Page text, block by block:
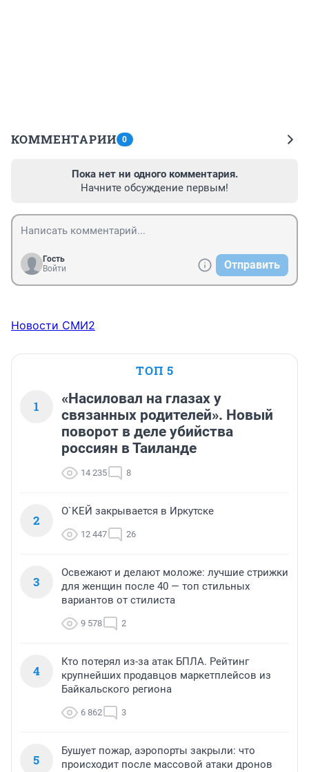
КОММЕНТАРИИ 0
Пока нет ни одного комментария.
Начните обсуждение первым!
Гость
Войти
Отправить
Новости СМИ2
ТОП 5
1
«Насиловал на глазах у
связанных родителей». Новый
поворот в деле убийства
россиян в Таиланде
14 235 8
2
О`КЕЙ закрывается в Иркутске
12 447 26
3
Освежают и делают моложе: лучшие стрижки
для женщин после 40 — топ стильных
вариантов от стилиста
9 578 2
4
Кто потерял из-за атак БПЛА. Рейтинг
крупнейших продавцов маркетплейсов из
Байкальского региона
6 862 3
5
Бушует пожар, аэропорты закрыли: что
происходит после массовой атаки дронов